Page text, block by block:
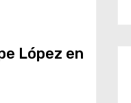
López en